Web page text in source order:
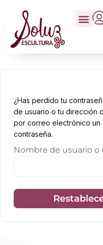
¿Has perdido tu
de usuario o tu dirección
por correo electrónico un
contraseña.
Nombre de usuario o